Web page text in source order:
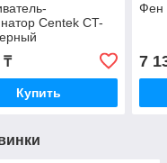
Centek CT-
₸
Купить
Фен
7